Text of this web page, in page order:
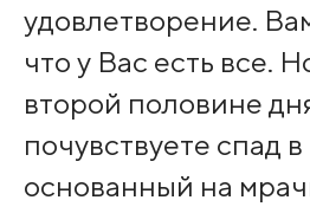
удовлетворение.
что у Вас есть все.
второй половине
почувствуете спад
основанный на